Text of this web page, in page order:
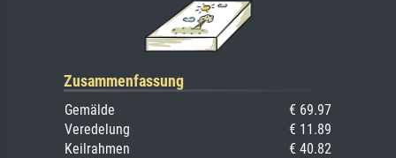
Zusammenfassung
Gemälde
€ 69.97
Veredelung
€ 11.89
Keilrahmen
€ 40.82